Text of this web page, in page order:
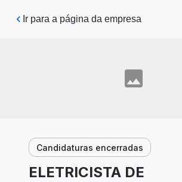
Pular para o conteúdo principal
Ir para a página da empresa
Candidaturas encerradas
ELETRICISTA DE